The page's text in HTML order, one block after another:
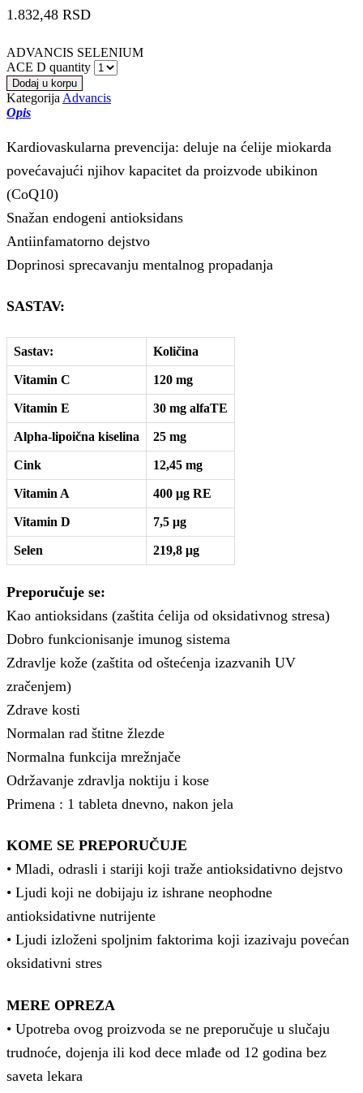
1.832,48 RSD
ADVANCIS SELENIUM
ACE D quantity
Dodaj u korpu
Kategorija Advancis
Opis
Kardiovaskularna prevencija: deluje na ćelije miokarda
povećavajući njihov kapacitet da proizvode ubikinon
(CoQ10)
Snažan endogeni antioksidans
Antiinfamatorno dejstvo
Doprinosi sprecavanju mentalnog propadanja
SASTAV:
Sastav: Količina
Vitamin C 120 mg
Vitamin E 30 mg alfaTE
Alpha-lipoična kiselina 25 mg
Cink 12,45 mg
Vitamin A 400 μg RE
Vitamin D 7,5 μg
Selen 219,8 μg
Preporučuje se:
Kao antioksidans (zaštita ćelija od oksidativnog stresa)
Dobro funkcionisanje imunog sistema
Zdravlje kože (zaštita od oštećenja izazvanih UV
zračenjem)
Zdrave kosti
Normalan rad štitne žlezde
Normalna funkcija mrežnjače
Održavanje zdravlja noktiju i kose
Primena : 1 tableta dnevno, nakon jela
KOME SE PREPORUČUJE
• Mladi, odrasli i stariji koji traže antioksidativno dejstvo
• Ljudi koji ne dobijaju iz ishrane neophodne
antioksidativne nutrijente
• Ljudi izloženi spoljnim faktorima koji izazivaju povećan
oksidativni stres
MERE OPREZA
• Upotreba ovog proizvoda se ne preporučuje u slučaju
trudnoće, dojenja ili kod dece mlađe od 12 godina bez
saveta lekara